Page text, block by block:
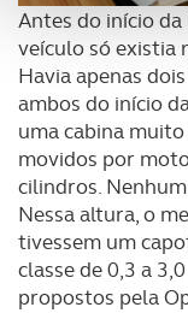
funcionalidades
analisar dados de
Adicionalmente
utilização do
parceiros e
O ACP garantirá
dados pessoais
consentimento e
necessário no
Antes do início
veículo só existia
Havia apenas
ambos do início
uma cabina
movidos por
cilindros.
Nessa altura, o
tivessem um
classe de 0,3 a
propostos pela